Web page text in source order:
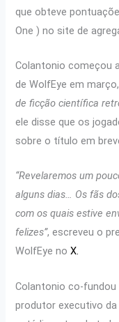
que obteve
One ) no site de
Colantonio começou
de WolfEye em
de ficção científica
ele disse que os
sobre o título em
“Revelaremos um
alguns dias… Os fãs
com os quais estive
felizes”, escreveu o
WolfEye noX.
Colantonio co-fundou
produtor executivo